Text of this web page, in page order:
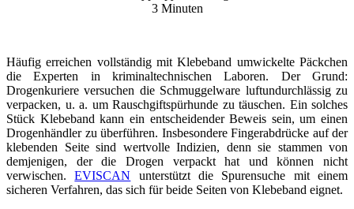
3 Minuten
Häufig erreichen vollständig mit Klebeband umwickelte Päckchen
die Experten in kriminaltechnischen Laboren. Der Grund:
Drogenkuriere versuchen die Schmuggelware luftundurchlässig zu
verpacken, u. a. um Rauschgiftspürhunde zu täuschen. Ein solches
Stück Klebeband kann ein entscheidender Beweis sein, um einen
Drogenhändler zu überführen. Insbesondere Fingerabdrücke auf der
klebenden Seite sind wertvolle Indizien, denn sie stammen von
demjenigen, der die Drogen verpackt hat und können nicht
verwischen.EVISCAN unterstützt die Spurensuche mit einem
sicheren Verfahren, das sich für beide Seiten von Klebeband eignet.